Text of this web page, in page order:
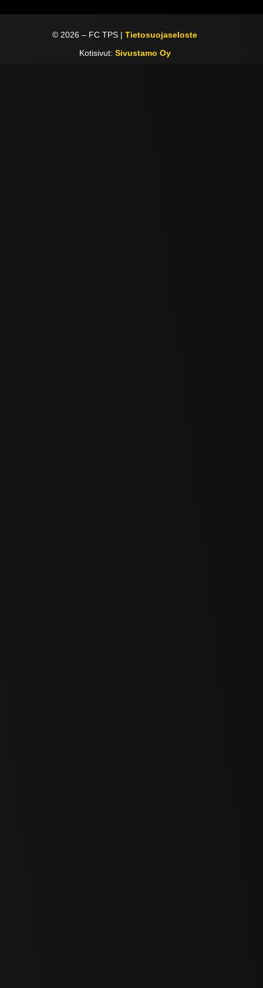
©2026 – FC TPS |Tietosuojaseloste
Kotisivut: Sivustamo Oy